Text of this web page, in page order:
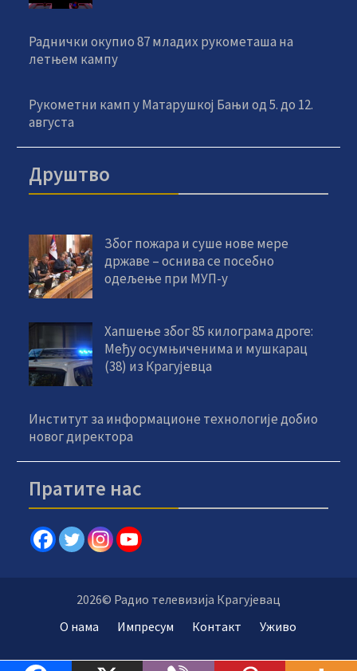
Раднички окупио 87 младих рукометаша на
летњем кампу
Рукометни камп у Матарушкој Бањи од 5. до 12.
августа
Друштво
Због пожара и суше нове мере
државе – оснива се посебно
одељење при МУП-у
Хапшење због 85 килограма дроге:
Међу осумњиченима и мушкарац
(38) из Крагујевца
Институт за информационе технологије добио
новог директора
Пратите нас
2026© Радио телевизија Крагујевац
О нама
Импресум Контакт Уживо